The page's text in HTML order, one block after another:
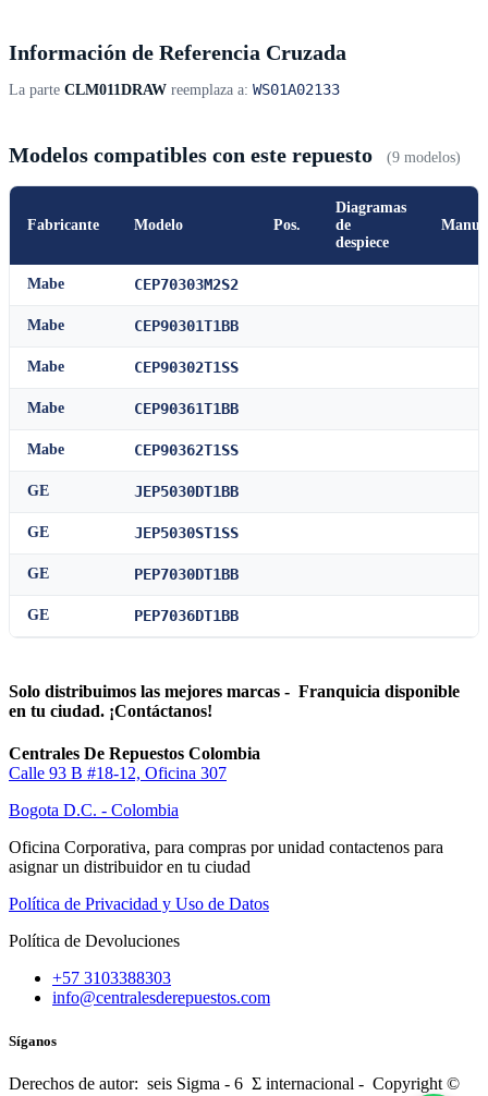
Información de Referencia Cruzada
La parte CLM011DRAW reemplaza a: WS01A02133
Modelos compatibles con este repuesto (9 modelos)
Fabricante Modelo Pos.
Diagramas
de
despiece
Mabe CEP70303M2S2
Mabe CEP90301T1BB
Mabe CEP90302T1SS
Mabe CEP90361T1BB
Mabe CEP90362T1SS
GE JEP5030DT1BB
GE JEP5030ST1SS
GE PEP7030DT1BB
GE PEP7036DT1BB
Solo distribuimos las mejores marcas - Franquicia disponible
en tu ciudad. ¡Contáctanos!
Centrales De Repuestos Colombia
Calle 93 B #18-12, Oficina 307
Bogota D.C. - Colombia
Oficina Corporativa, para compras por unidad contactenos para
asignar un distribuidor en tu ciudad
Política de Privacidad y Uso de Datos
Política de Devoluciones
+57 3103388303
info@centralesderepuestos.com
Síganos
Derechos de autor: seis Sigma - 6 Σ internacional - Copyright ©